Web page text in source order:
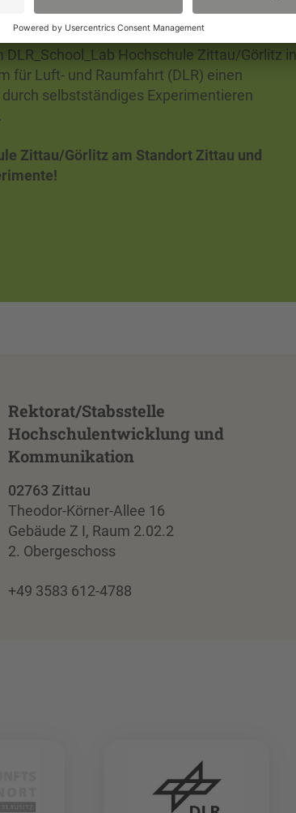
Hochschule Zittau/Görlitz in
für Luft- und Raumfahrt (DLR) einen
selbstständiges Experimentieren
Zittau/Görlitz am Standort Zittau und
Rektorat/Stabsstelle
Hochschulentwicklung und
Kommunikation
02763 Zittau
Theodor-Körner-Allee 16
Gebäude Z I, Raum 2.02.2
2. Obergeschoss
+49 3583 612-4788